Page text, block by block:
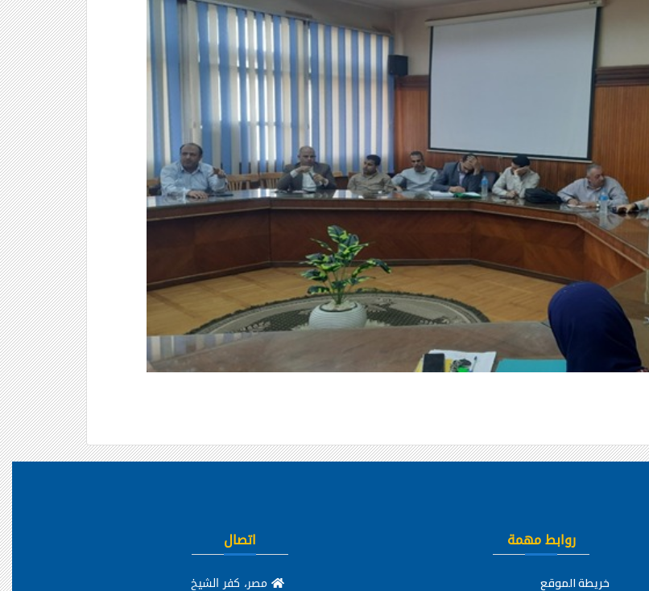
روابط مهمة
خريطة الموقع
اتصال
مصر، كفر الشيخ